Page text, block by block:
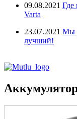
09.08.2021 Где
Varta
23.07.2021 Мы
лучший!